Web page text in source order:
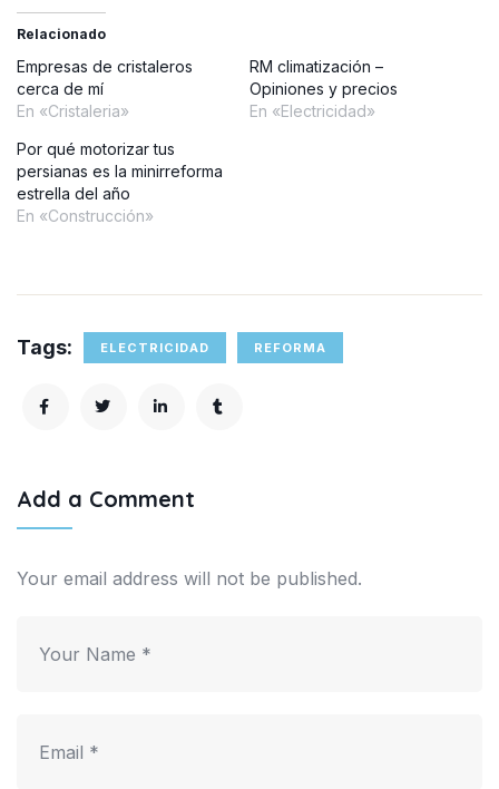
Relacionado
Empresas de cristaleros
cerca de mí
En «Cristaleria»
RM climatización –
Opiniones y precios
En «Electricidad»
Por qué motorizar tus
persianas es la minirreforma
estrella del año
En «Construcción»
Tags: ELECTRICIDAD REFORMA
Add a Comment
Your email address will not be published.